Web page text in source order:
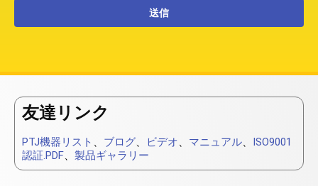
友達リンク
PTJ機器リスト 、 ブログ、 ビデオ、 マニュアル、 ISO9001
認証.PDF、 製品ギャラリー